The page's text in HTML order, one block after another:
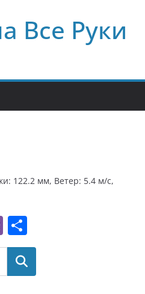
Все Руки
122.2 мм, Ветер: 5.4 м/с,
Vi
b
er
т
п
р
Поиск